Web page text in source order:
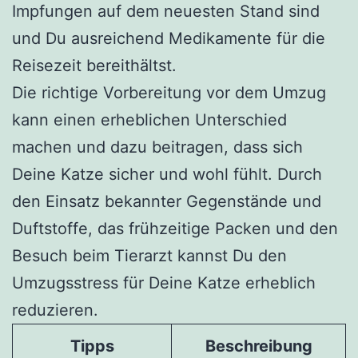
Impfungen auf dem neuesten Stand sind
und Du ausreichend Medikamente für die
Reisezeit bereithältst.
Die richtige Vorbereitung vor dem Umzug
kann einen erheblichen Unterschied
machen und dazu beitragen, dass sich
Deine Katze sicher und wohl fühlt. Durch
den Einsatz bekannter Gegenstände und
Duftstoffe, das frühzeitige Packen und den
Besuch beim Tierarzt kannst Du den
Umzugsstress für Deine Katze erheblich
reduzieren.
Tipps
Beschreibung